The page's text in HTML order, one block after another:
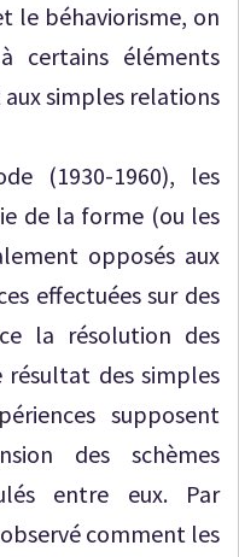
le béhaviorisme, on
certains éléments
simples relations
(1930-1960), les
de la forme (ou les
opposés aux
effectuées sur des
la résolution des
résultat des simples
supposent
des schèmes
entre eux. Par
comment les